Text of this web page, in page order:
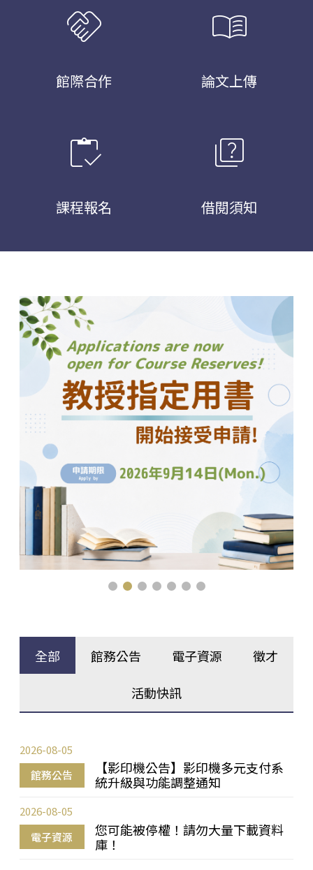
handshake
館際合作
menu_book
論文上傳
inventory
課程報名
quiz
借閱須知
全部 館務公告 電子資源 徵才
活動快訊
館務公告
【影印機公告】影印機多元支付系
統升級與功能調整通知
2026-08-05
電子資源
您可能被停權！請勿大量下載資料
庫！
2026-08-05